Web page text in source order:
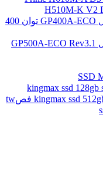
منبع تغذیه کامپیوتر گرین مدل GP400A-ECO توان 400
منبع تغذیه کامپیوتر گرین مدل GP500A-ECO Rev3.1